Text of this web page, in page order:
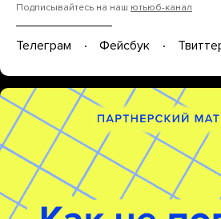
Подписывайтесь на наш ютьюб-канал
Телеграм Фейсбук